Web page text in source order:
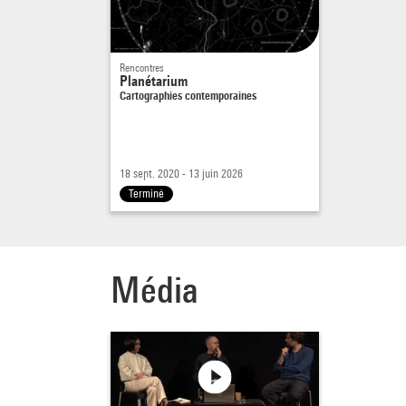
Rencontres
Planétarium
Cartographies contemporaines
18 sept. 2020 - 13 juin 2026
Terminé
Média